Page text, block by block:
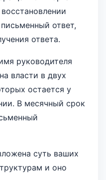
ответ,
ответа.
руководителя
власти в двух
остается у
В месячный срок
суть ваших
и оно